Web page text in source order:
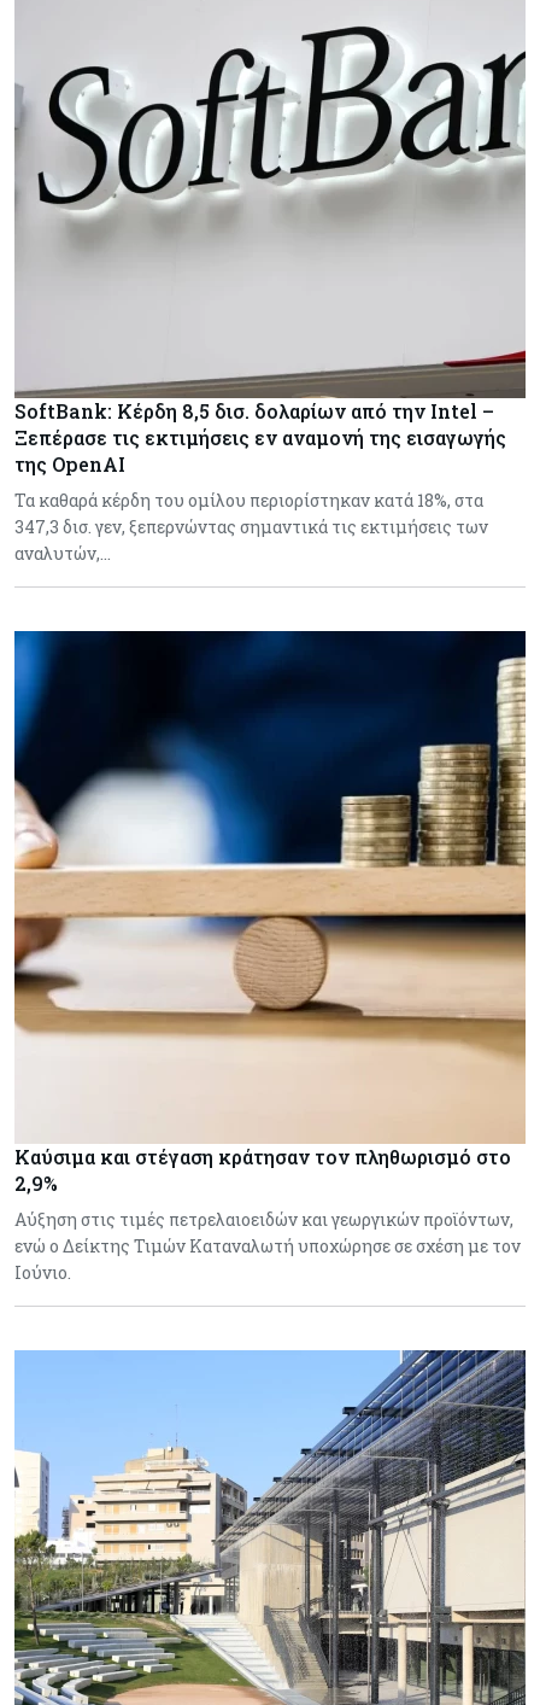
SoftBank: Κέρδη 8,5 δισ. δολαρίων από την Intel –
Ξεπέρασε τις εκτιμήσεις εν αναμονή της εισαγωγής
της OpenAI
Τα καθαρά κέρδη του ομίλου περιορίστηκαν κατά 18%, στα
347,3 δισ. γεν, ξεπερνώντας σημαντικά τις εκτιμήσεις των
αναλυτών,…
Καύσιμα και στέγαση κράτησαν τον πληθωρισμό στο
2,9%
Αύξηση στις τιμές πετρελαιοειδών και γεωργικών προϊόντων,
ενώ ο Δείκτης Τιμών Καταναλωτή υποχώρησε σε σχέση με τον
Ιούνιο.